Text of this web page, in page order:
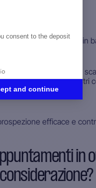
di adattare il discorso in
tecnologia di scripting
segnali rilevati dai
ogni volta da zero.
efficace e
in